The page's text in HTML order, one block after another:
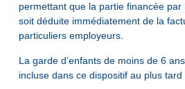
permettant que la partie financée par
soit déduite immédiatement de la
particuliers employeurs.
La garde d’enfants de moins de 6
incluse dans ce dispositif au plus tard